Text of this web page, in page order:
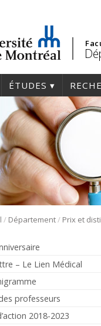
ÉTUDES
/ Département/ Prix et
– Le Lien Médical
professeurs
2018-2023